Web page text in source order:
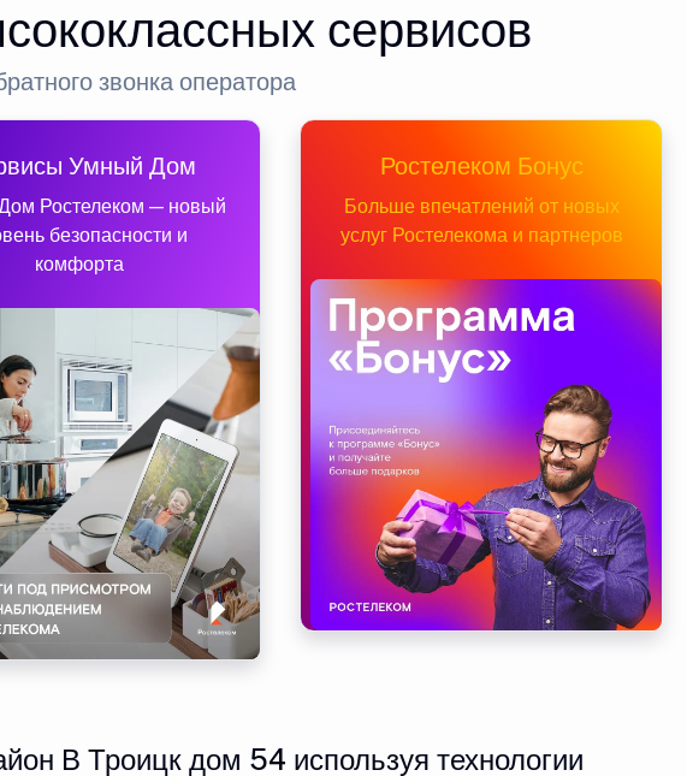
сервисов
звонка оператора
Умный Дом
Ростелеком — новый
безопасности и
комфорта
Ростелеком Бонус
Больше впечатлений от новых
услуг Ростелекома и партнеров
В Троицк дом 54 используя технологии